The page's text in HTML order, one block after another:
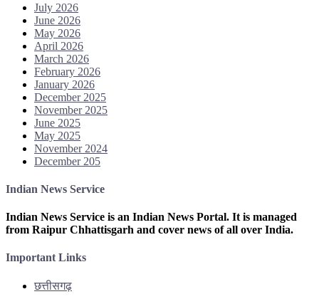
July 2026
June 2026
May 2026
April 2026
March 2026
February 2026
January 2026
December 2025
November 2025
June 2025
May 2025
November 2024
December 205
Indian News Service
Indian News Service is an Indian News Portal. It is managed
from Raipur Chhattisgarh and cover news of all over India.
Important Links
छत्तीसगढ़